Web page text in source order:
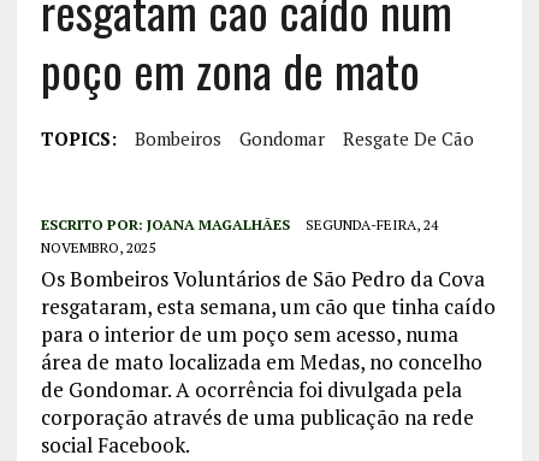
poço em zona de mato
TOPICS: Bombeiros Gondomar Resgate De Cão
ESCRITO POR: JOANA MAGALHÃES
SEGUNDA-FEIRA, 24
NOVEMBRO, 2025
Os Bombeiros Voluntários de São Pedro da Cova
resgataram, esta semana, um cão que tinha caído
para o interior de um poço sem acesso, numa
área de mato localizada em Medas, no concelho
de Gondomar. A ocorrência foi divulgada pela
corporação através de uma publicação na rede
social Facebook.